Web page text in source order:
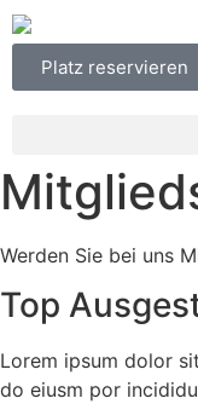
Platz reservieren
Werden Sie bei uns
Top
Lorem ipsum dolor
do eiusm por